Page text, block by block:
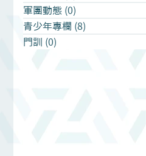
軍團動態 (0)
青少年專欄 (8)
門訓
(0)